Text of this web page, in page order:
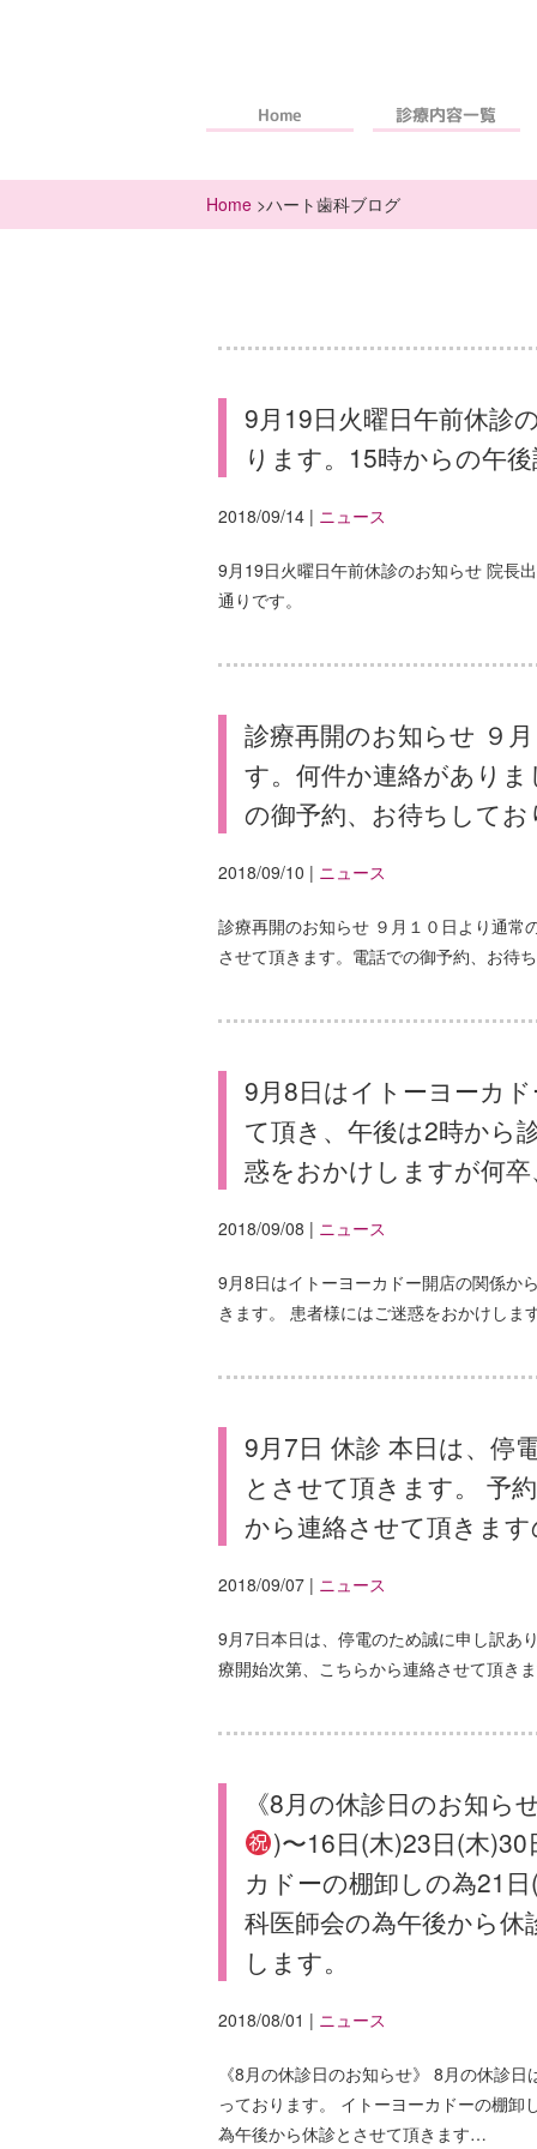
Home 診療内容一覧
Home >ハート歯科ブログ
9月19日火曜日午前休診
ります。15時からの午後
2018/09/14 | ニュース
9月19日火曜日午前休診のお知らせ 院長
通りです。
診療再開のお知らせ ９
す。何件か連絡があり
の御予約、お待ちしてお
2018/09/10 | ニュース
診療再開のお知らせ ９月１０日より通常
させて頂きます。電話での御予約、お待ち
9月8日はイトーヨーカ
て頂き、午後は2時から
惑をおかけしますが何卒
2018/09/08 | ニュース
9月8日はイトーヨーカドー開店の関係か
きます。 患者様にはご迷惑をおかけしま
9月7日 休診 本日は、停
とさせて頂きます。 予
から連絡させて頂きま
2018/09/07 | ニュース
9月7日本日は、停電のため誠に申し訳あ
療開始次第、こちらから連絡させて頂き
《8月の休診日のお知ら
)〜16日(木)23日(木
カドーの棚卸しの為21
科医師会の為午後から
します。
2018/08/01 | ニュース
《8月の休診日のお知らせ》 8月の休診
っております。 イトーヨーカドーの棚
為午後から休診とさせて頂きます…